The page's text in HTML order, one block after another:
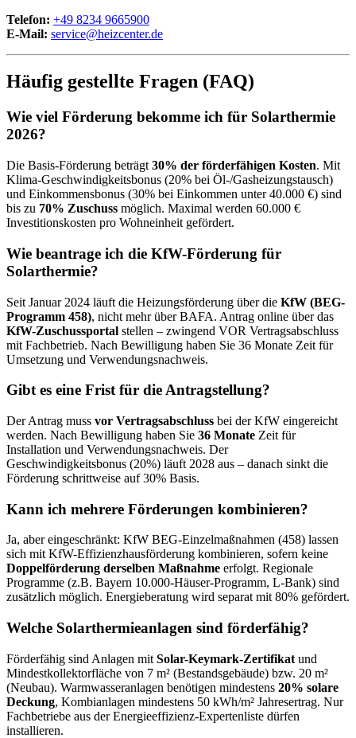
Telefon: +49 8234 9665900
E-Mail: service@heizcenter.de
Häufig gestellte Fragen (FAQ)
Wie viel Förderung bekomme ich für Solarthermie
2026?
Die Basis-Förderung beträgt 30% der förderfähigen Kosten. Mit
Klima-Geschwindigkeitsbonus (20% bei Öl-/Gasheizungstausch)
und Einkommensbonus (30% bei Einkommen unter 40.000 €) sind
bis zu 70% Zuschuss möglich. Maximal werden 60.000 €
Investitionskosten pro Wohneinheit gefördert.
Wie beantrage ich die KfW-Förderung für
Solarthermie?
Seit Januar 2024 läuft die Heizungsförderung über die KfW (BEG-
Programm 458), nicht mehr über BAFA. Antrag online über das
KfW-Zuschussportal stellen – zwingend VOR Vertragsabschluss
mit Fachbetrieb. Nach Bewilligung haben Sie 36 Monate Zeit für
Umsetzung und Verwendungsnachweis.
Gibt es eine Frist für die Antragstellung?
Der Antrag muss vor Vertragsabschluss bei der KfW eingereicht
werden. Nach Bewilligung haben Sie 36 Monate Zeit für
Installation und Verwendungsnachweis. Der
Geschwindigkeitsbonus (20%) läuft 2028 aus – danach sinkt die
Förderung schrittweise auf 30% Basis.
Kann ich mehrere Förderungen kombinieren?
Ja, aber eingeschränkt: KfW BEG-Einzelmaßnahmen (458) lassen
sich mit KfW-Effizienzhausförderung kombinieren, sofern keine
Doppelförderung derselben Maßnahme erfolgt. Regionale
Programme (z.B. Bayern 10.000-Häuser-Programm, L-Bank) sind
zusätzlich möglich. Energieberatung wird separat mit 80% gefördert.
Welche Solarthermieanlagen sind förderfähig?
Förderfähig sind Anlagen mit Solar-Keymark-Zertifikat und
Mindestkollektorfläche von 7 m² (Bestandsgebäude) bzw. 20 m²
(Neubau). Warmwasseranlagen benötigen mindestens 20% solare
Deckung, Kombianlagen mindestens 50 kWh/m² Jahresertrag. Nur
Fachbetriebe aus der Energieeffizienz-Expertenliste dürfen
installieren.